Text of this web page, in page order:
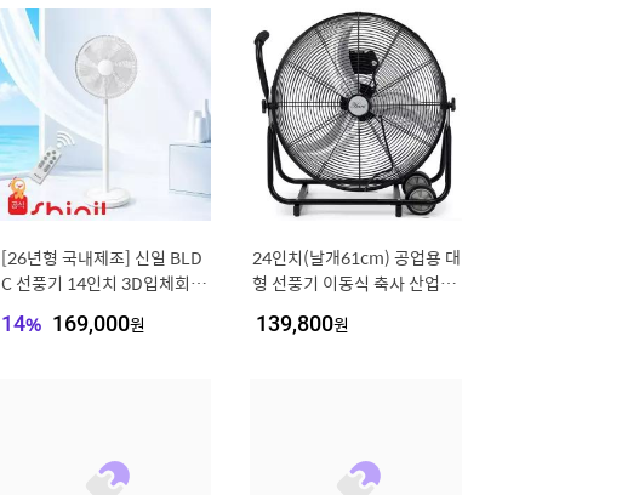
[26년형 국내제조] 신일 BLD
C 선풍기 14인치 3D입체회전
이터 SIF-MQ14DC
14% 169,000원
24인치(날개61cm) 공업용 대
형 선풍기 이동식 축사 산업용
기 환풍기
139,800원